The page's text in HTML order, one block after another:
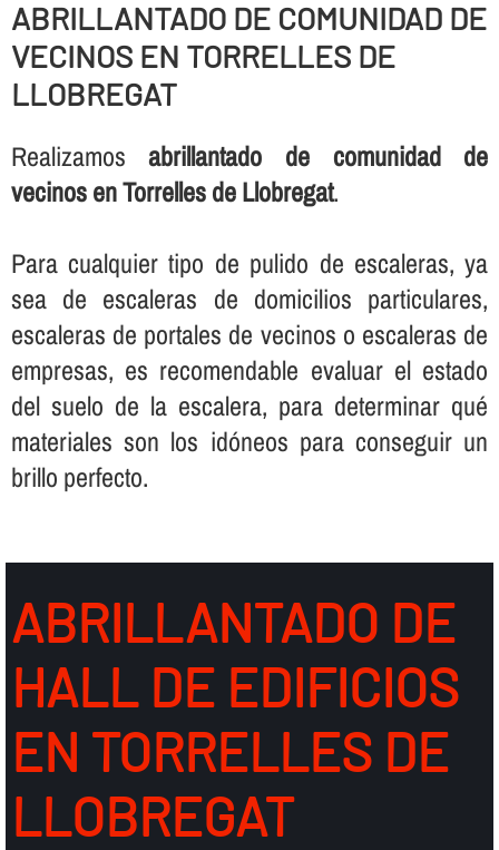
ABRILLANTADO DE COMUNIDAD DE
VECINOS EN TORRELLES DE
LLOBREGAT
Realizamosabrillantado de comunidad de
vecinos en Torrelles de Llobregat.
Para cualquier tipo de pulido de escaleras, ya
sea de escaleras de domicilios particulares,
escaleras de portales de vecinos o escaleras de
empresas, es recomendable evaluar el estado
del suelo de la escalera, para determinar qué
materiales son los idóneos para conseguir un
brillo perfecto.
ABRILLANTADO DE
HALL DE EDIFICIOS
EN TORRELLES DE
LLOBREGAT